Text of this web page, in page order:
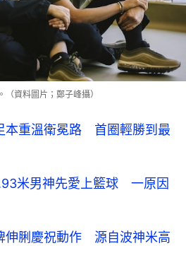
資料圖片；鄭子峰攝）
本重溫衛冕路 首圈輕勝到最
米男神先愛上籃球 一原因
伸脷慶祝動作 源自波神米高